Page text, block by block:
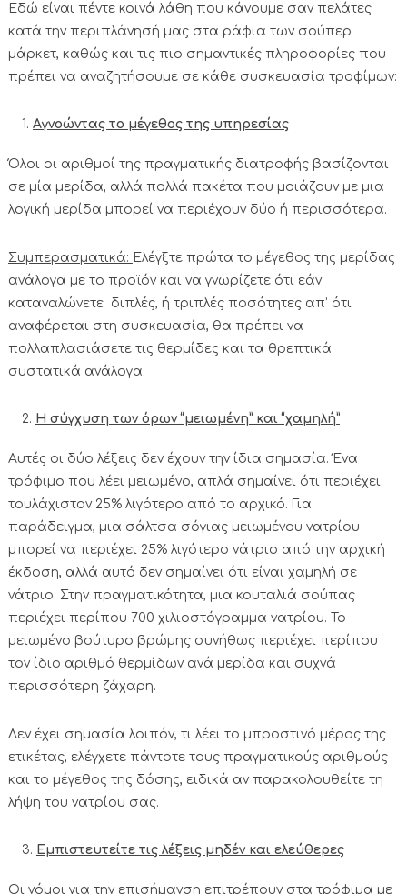
Εδώ είναι πέντε κοινά λάθη που κάνουμε σαν πελάτες
κατά την περιπλάνησή μας στα ράφια των σούπερ
μάρκετ, καθώς και τις πιο σημαντικές πληροφορίες που
πρέπει να αναζητήσουμε σε κάθε συσκευασία τροφίμων:
Αγνοώντας το μέγεθος της υπηρεσίας
Όλοι οι αριθμοί της πραγματικής διατροφής βασίζονται
σε μία μερίδα, αλλά πολλά πακέτα που μοιάζουν με μια
λογική μερίδα μπορεί να περιέχουν δύο ή περισσότερα.
Συμπερασματικά: Ελέγξτε πρώτα το μέγεθος της μερίδας
ανάλογα με το προϊόν και να γνωρίζετε ότι εάν
καταναλώνετε διπλές, ή τριπλές ποσότητες απ’ ότι
αναφέρεται στη συσκευασία, θα πρέπει να
πολλαπλασιάσετε τις θερμίδες και τα θρεπτικά
συστατικά ανάλογα.
Η σύγχυση των όρων “μειωμένη” και “χαμηλή”
Αυτές οι δύο λέξεις δεν έχουν την ίδια σημασία. Ένα
τρόφιμο που λέει μειωμένο, απλά σημαίνει ότι περιέχει
τουλάχιστον 25% λιγότερο από το αρχικό. Για
παράδειγμα, μια σάλτσα σόγιας μειωμένου νατρίου
μπορεί να περιέχει 25% λιγότερο νάτριο από την αρχική
έκδοση, αλλά αυτό δεν σημαίνει ότι είναι χαμηλή σε
νάτριο. Στην πραγματικότητα, μια κουταλιά σούπας
περιέχει περίπου 700 χιλιοστόγραμμα νατρίου. Το
μειωμένο βούτυρο βρώμης συνήθως περιέχει περίπου
τον ίδιο αριθμό θερμίδων ανά μερίδα και συχνά
περισσότερη ζάχαρη.
Δεν έχει σημασία λοιπόν, τι λέει το μπροστινό μέρος της
ετικέτας, ελέγχετε πάντοτε τους πραγματικούς αριθμούς
και το μέγεθος της δόσης, ειδικά αν παρακολουθείτε τη
λήψη του νατρίου σας.
Εμπιστευτείτε τις λέξεις μηδέν και ελεύθερες
Οι νόμοι για την επισήμανση επιτρέπουν στα τρόφιμα με